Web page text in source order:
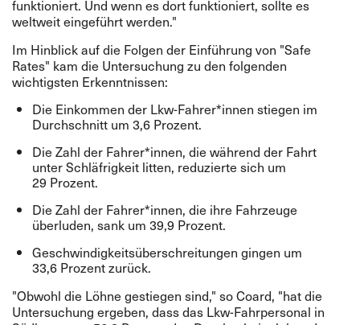
funktioniert. Und wenn es dort funktioniert, sollte es
weltweit eingeführt werden."
Im Hinblick auf die Folgen der Einführung von "Safe
Rates" kam die Untersuchung zu den folgenden
wichtigsten Erkenntnissen:
Die Einkommen der Lkw-Fahrer*innen stiegen im
Durchschnitt um 3,6 Prozent.
Die Zahl der Fahrer*innen, die während der Fahrt
unter Schläfrigkeit litten, reduzierte sich um
29 Prozent.
Die Zahl der Fahrer*innen, die ihre Fahrzeuge
überluden, sank um 39,9 Prozent.
Geschwindigkeitsüberschreitungen gingen um
33,6 Prozent zurück.
"Obwohl die Löhne gestiegen sind," so Coard, "hat die
Untersuchung ergeben, dass das Lkw-Fahrpersonal in